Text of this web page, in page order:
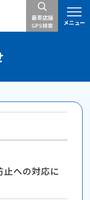
最寄店舗
GPS検索
への対応に
メニュー